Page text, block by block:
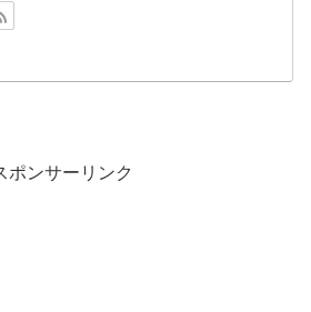
ポンサーリンク